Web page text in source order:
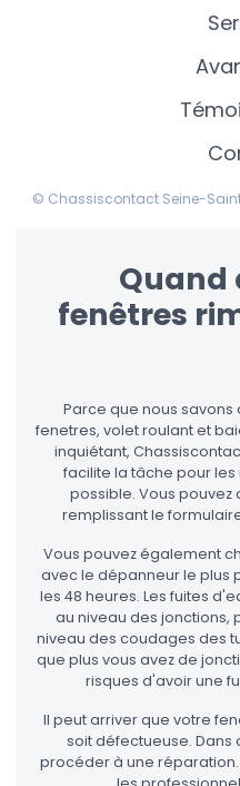
© Chassiscontact Seine-
Quand
fenêtres
Parce que nous savons
fenetres, volet roulant et
inquiétant,
facilite la tâche pour
possible. Vous
remplissant le
Vous pouvez également
avec le dépanneur le plus
les 48 heures. Les fuites
au niveau des jonctions,
niveau des coudages des
que plus vous avez de
risques d'avoir une
Il peut arriver que votre
soit défectueuse. Dans
procéder à une